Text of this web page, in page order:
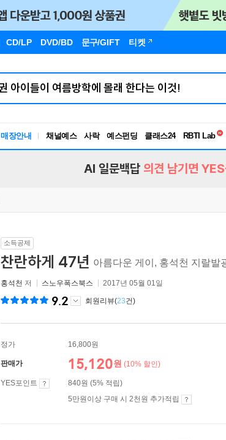
CD/LP DVD/BD 문구/GIFT 티켓
매장안내 채널예스 사락 예스펀딩 클래스24
RBTI Lab
독서유형검
AI 일문백답 의견 남기면
소득공제
찬란하게 47년 아름다운 게이, 홍석천 지랄발
홍석천 저 스노우폭스북스 2017년 05월 01일
9.2 회원리뷰(23건)
정가 16,800원
판매가 15,120원 (10% 할인)
YES포인트
840원 (5% 적립)
5만원이상 구매 시 2천원 추가적립